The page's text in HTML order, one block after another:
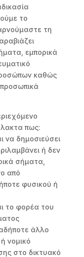
το
τη
εμπορικά
καθώς
προσωπικά
πως:
να δημοσιεύσει
ή δεν
σήματα,
από
φυσικού ή
το φορέα του
άλλο
νομικό
στο δικτυακό